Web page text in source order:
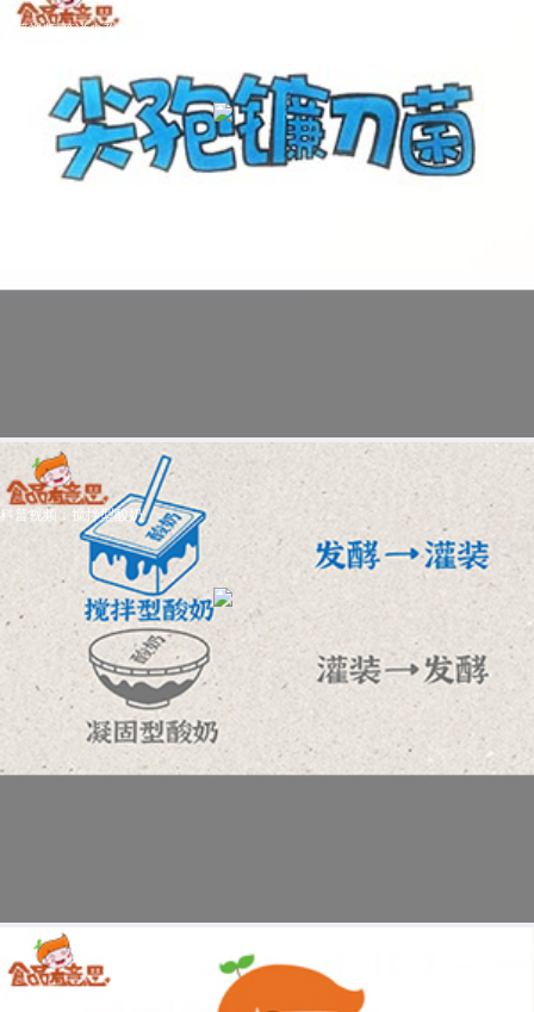
科普视频:简说尖孢镰刀菌
科普视频：搅拌型酸奶